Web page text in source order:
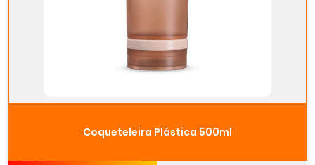
Coqueteleira Plástica 500ml